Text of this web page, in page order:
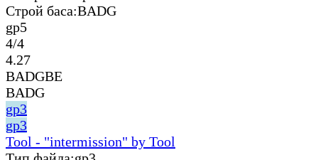
Строй баса:BADG
gp5
4/4
4.27
BADGBE
BADG
gp3
gp3
Tool - "intermission" by Tool